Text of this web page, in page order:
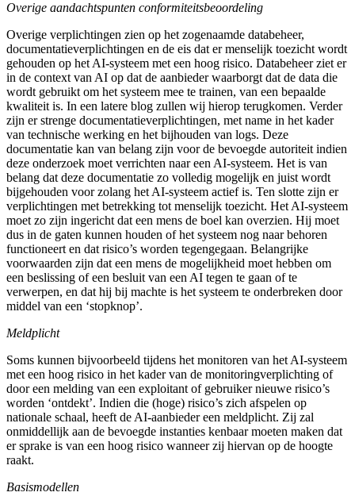
Overige aandachtspunten conformiteitsbeoordeling
Overige verplichtingen zien op het zogenaamde databeheer,
documentatieverplichtingen en de eis dat er menselijk toezicht wordt
gehouden op het AI-systeem met een hoog risico. Databeheer ziet er
in de context van AI op dat de aanbieder waarborgt dat de data die
wordt gebruikt om het systeem mee te trainen, van een bepaalde
kwaliteit is. In een latere blog zullen wij hierop terugkomen. Verder
zijn er strenge documentatieverplichtingen, met name in het kader
van technische werking en het bijhouden van logs. Deze
documentatie kan van belang zijn voor de bevoegde autoriteit indien
deze onderzoek moet verrichten naar een AI-systeem. Het is van
belang dat deze documentatie zo volledig mogelijk en juist wordt
bijgehouden voor zolang het AI-systeem actief is. Ten slotte zijn er
verplichtingen met betrekking tot menselijk toezicht. Het AI-systeem
moet zo zijn ingericht dat een mens de boel kan overzien. Hij moet
dus in de gaten kunnen houden of het systeem nog naar behoren
functioneert en dat risico’s worden tegengegaan. Belangrijke
voorwaarden zijn dat een mens de mogelijkheid moet hebben om
een beslissing of een besluit van een AI tegen te gaan of te
verwerpen, en dat hij bij machte is het systeem te onderbreken door
middel van een ‘stopknop’.
Meldplicht
Soms kunnen bijvoorbeeld tijdens het monitoren van het AI-systeem
met een hoog risico in het kader van de monitoringverplichting of
door een melding van een exploitant of gebruiker nieuwe risico’s
worden ‘ontdekt’. Indien die (hoge) risico’s zich afspelen op
nationale schaal, heeft de AI-aanbieder een meldplicht. Zij zal
onmiddellijk aan de bevoegde instanties kenbaar moeten maken dat
er sprake is van een hoog risico wanneer zij hiervan op de hoogte
raakt.
Basismodellen